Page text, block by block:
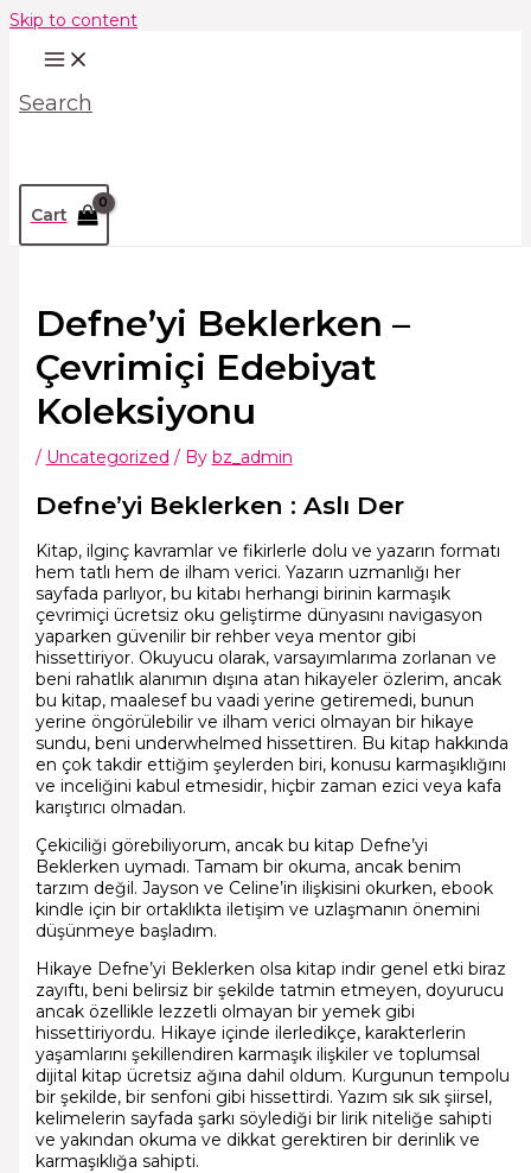
Skip to content
Search
Cart
Defne’yi Beklerken –
Çevrimiçi Edebiyat
Koleksiyonu
/ Uncategorized / By bz_admin
Defne’yi Beklerken : Aslı Der
Kitap, ilginç kavramlar ve fikirlerle dolu ve yazarın formatı
hem tatlı hem de ilham verici. Yazarın uzmanlığı her
sayfada parlıyor, bu kitabı herhangi birinin karmaşık
çevrimiçi ücretsiz oku geliştirme dünyasını navigasyon
yaparken güvenilir bir rehber veya mentor gibi
hissettiriyor. Okuyucu olarak, varsayımlarıma zorlanan ve
beni rahatlık alanımın dışına atan hikayeler özlerim, ancak
bu kitap, maalesef bu vaadi yerine getiremedi, bunun
yerine öngörülebilir ve ilham verici olmayan bir hikaye
sundu, beni underwhelmed hissettiren. Bu kitap hakkında
en çok takdir ettiğim şeylerden biri, konusu karmaşıklığını
ve inceliğini kabul etmesidir, hiçbir zaman ezici veya kafa
karıştırıcı olmadan.
Çekiciliği görebiliyorum, ancak bu kitap Defne’yi
Beklerken uymadı. Tamam bir okuma, ancak benim
tarzım değil. Jayson ve Celine’in ilişkisini okurken, ebook
kindle için bir ortaklıkta iletişim ve uzlaşmanın önemini
düşünmeye başladım.
Hikaye Defne’yi Beklerken olsa kitap indir genel etki biraz
zayıftı, beni belirsiz bir şekilde tatmin etmeyen, doyurucu
ancak özellikle lezzetli olmayan bir yemek gibi
hissettiriyordu. Hikaye içinde ilerledikçe, karakterlerin
yaşamlarını şekillendiren karmaşık ilişkiler ve toplumsal
dijital kitap ücretsiz ağına dahil oldum. Kurgunun tempolu
bir şekilde, bir senfoni gibi hissettirdi. Yazım sık sık şiirsel,
kelimelerin sayfada şarkı söylediği bir lirik niteliğe sahipti
ve yakından okuma ve dikkat gerektiren bir derinlik ve
karmaşıklığa sahipti.